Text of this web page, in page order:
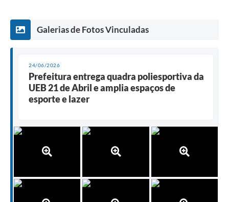
Galerias de Fotos Vinculadas
24/06/2026
Prefeitura entrega quadra poliesportiva da
UEB 21 de Abril e amplia espaços de
esporte e lazer